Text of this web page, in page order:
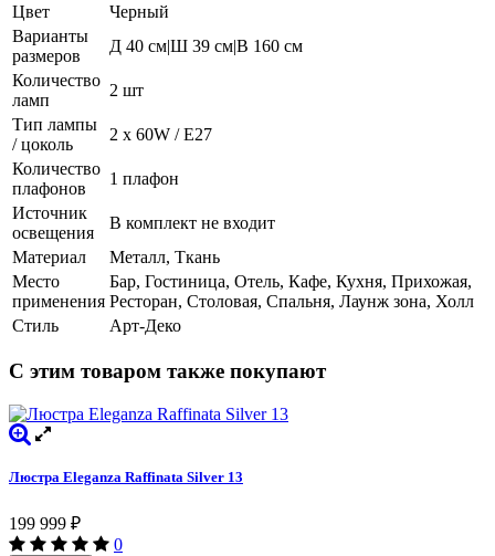
Цвет
Черный
Варианты
размеров
Д 40 см|Ш 39 см|В 160 см
Количество
ламп
2 шт
Тип лампы
/ цоколь
2 x 60W / E27
Количество
плафонов
1 плафон
Источник
освещения
В комплект не входит
Материал
Металл, Ткань
Место
применения
Бар, Гостиница, Отель, Кафе, Кухня, Прихожая,
Ресторан, Столовая, Спальня, Лаунж зона, Холл
Стиль
Арт-Деко
С этим товаром также покупают
Люстра Eleganza Raffinata Silver 13
199 999 ₽
0